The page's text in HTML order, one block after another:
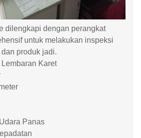
dilengkapi dengan perangkat
untuk melakukan inspeksi
produk jadi.
Karet
Panas